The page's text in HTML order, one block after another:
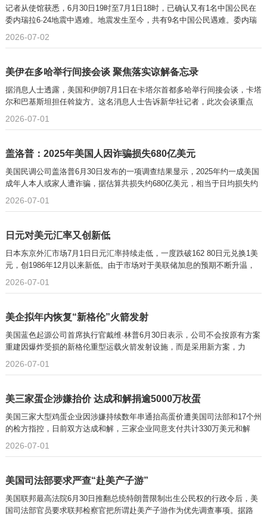
记者从使馆获悉，6月30日19时至7月1日18时，已确认又有1名中国公民在
委内瑞拉6·24地震中遇难。地震发生至今，共有9名中国公民遇难。委内瑞
2026-07-02
美伊在多哈举行间接会谈 聚焦落实谅解备忘录
据消息人士透露，美国和伊朗7月1日在卡塔尔首都多哈举行间接会谈，卡塔
尔和巴基斯坦担任斡旋方。这名消息人士告诉新华社记者，此次会谈重点
2026-07-01
盖洛普：2025年美国人因诈骗损失680亿美元
美国民调公司盖洛普6月30日发布的一项调查结果显示，2025年约一成美国
成年人本人或家人遭诈骗，据估算共损失约680亿美元，相当于日均损失约
2026-07-01
日元对美元汇率又创新低
日本东京外汇市场7月1日日元汇率持续走低，一度跌破162 80日元兑换1美
元，创1986年12月以来新低。由于市场对于美联储加息的预期不断升温，
2026-07-01
美企拟年内恢复“新格伦”火箭发射
美国蓝色起源公司首席执行官戴维·林普6月30日表示，公司不会按原有方案
重建因爆炸受损的新格伦重型运载火箭发射设施，而是采用新方案，力
2026-07-01
美三家蛋企涉嫌抬价 达成和解捐逾5000万枚蛋
美国三家大型鸡蛋企业因涉嫌持续数年串通抬高蛋价遭美国司法部和17个州
的检方指控，日前双方达成和解，三家企业同意支付共计330万美元和解
2026-07-01
美国司法部要求严查“赴美产子游”
美国联邦最高法院6月30日推翻总统特朗普限制出生公民权的行政令后，美
国司法部官员要求联邦检察官把所谓赴美产子游作为优先调查事项。据路